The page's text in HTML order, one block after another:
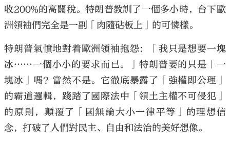
大公文匯
收200%的高關稅。特朗普教訓了一個多小時，台下歐
洲領袖們完全是一副「肉隨砧板上」的可憐樣。
特朗普氣憤地對着歐洲領袖抱怨：「我只是想要一塊
冰……一個小小的要求而已。」特朗普要的只是「一
塊冰」嗎？當然不是。它徹底暴露了「強權即公理」
的霸道邏輯，踐踏了國際法中「領土主權不可侵犯」
的原則，顛覆了「國無論大小一律平等」的理想信
念，打破了人們對民主、自由和法治的美好想像。